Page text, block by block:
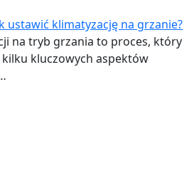
ustawić klimatyzację na grzanie?
na tryb grzania to proces, który
kluczowych aspektów